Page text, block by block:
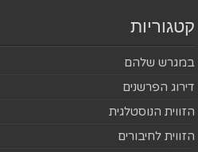
קטגוריות
במגרש שלהם
דירוג הפרשנים
הזווית הנוסטלגית
הזווית לחיבורים